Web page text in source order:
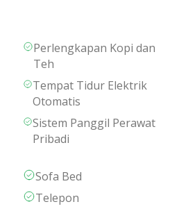
Perlengkapan Kopi dan
Teh
Tempat Tidur Elektrik
Otomatis
Sistem Panggil Perawat
Pribadi
Sofa Bed
Telepon